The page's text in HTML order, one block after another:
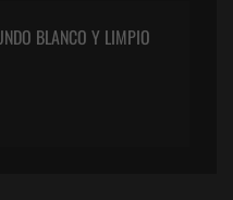
BLANCO Y LIMPIO